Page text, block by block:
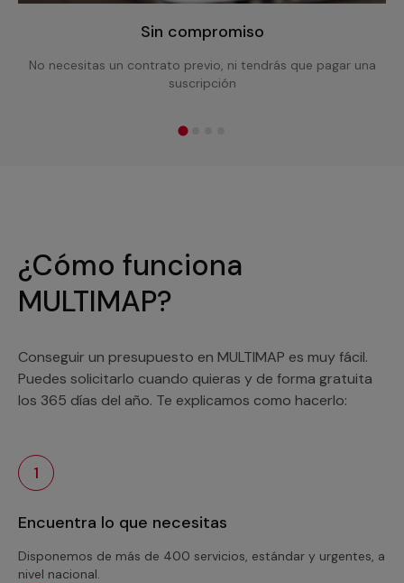
Sin compromiso
No necesitas un contrato previo, ni tendrás que pagar una
suscripción
¿Cómo funciona
MULTIMAP?
Conseguir un presupuesto en MULTIMAP es muy fácil.
Puedes solicitarlo cuando quieras y de forma gratuita
los 365 días del año. Te explicamos como hacerlo:
1
Encuentra lo que necesitas
Disponemos de más de 400 servicios, estándar y urgentes, a
nivel nacional.